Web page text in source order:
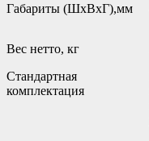
Габариты (ШxВxГ),мм
Вес нетто, кг
Стандартная
комплектация